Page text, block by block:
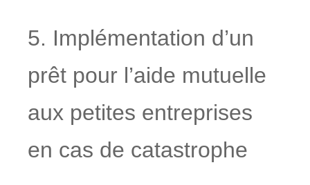
5. Implémentation d’un
prêt pour l’aide mutuelle
aux petites entreprises
en cas de catastrophe